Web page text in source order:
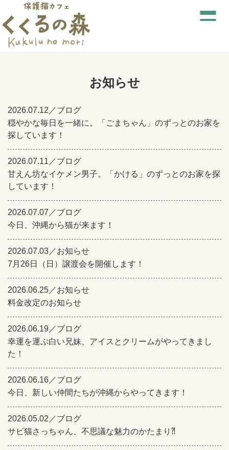
お知らせ
2026.07.12／ブログ
穏やかな毎日を一緒に。「ごまちゃん」のずっとのお家を
探しています！
2026.07.11／ブログ
甘えん坊なイケメン男子。「かける」のずっとのお家を探
しています！
2026.07.07／ブログ
今日、沖縄から猫が来ます！
2026.07.03／お知らせ
7月26日（日）譲渡会を開催します！
2026.06.25／お知らせ
料金改定のお知らせ
2026.06.19／ブログ
幸運を運ぶ白い兄妹、アイスとクリームがやってきまし
た！
2026.06.16／ブログ
今日、新しい仲間たちが沖縄からやってきます！
2026.05.02／ブログ
サビ猫さっちゃん、不思議な魅力のかたまり⁈